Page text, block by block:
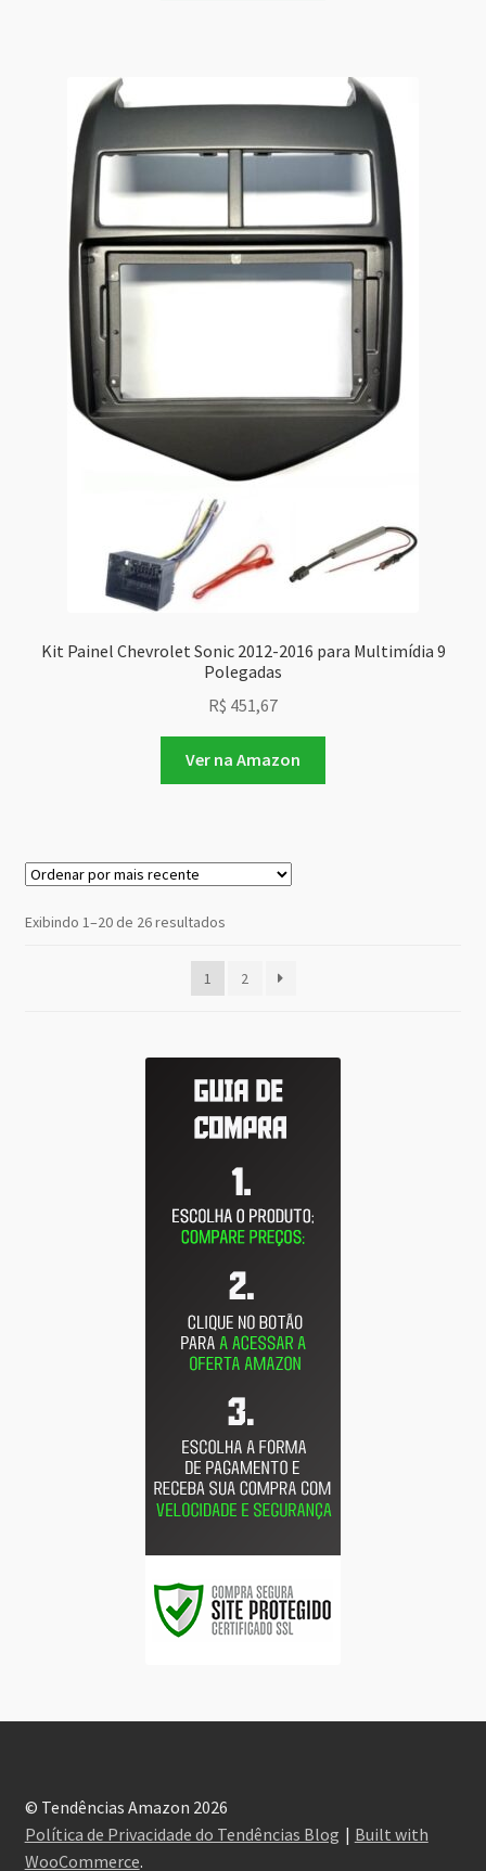
Kit Painel Chevrolet Sonic 2012-2016 para Multimídia 9
Polegadas
R$ 451,67
Ver na Amazon
Exibindo 1–20 de 26 resultadosClassificado
recente
1 2
© Tendências Amazon 2026
Política de Privacidade do Tendências Blog
Built with
WooCommerce.